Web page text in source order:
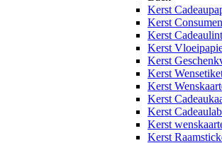
Kerst
Kerst
Kerst
Kerst
Kerst
Kerst
Kerst
Kerst
Kerst
Kerst
Kerst